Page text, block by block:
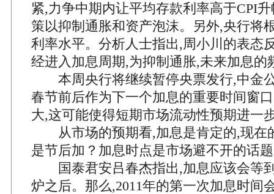
紧,力争中期内让平均存款利率高于CPI
策以抑制通胀和资产泡沫。另外,央行将
利率水平。分析人士指出,周小川的表态
经进入加息周期,为抑制通胀,未来加息的
本周央行将继续暂停央票发行,中金
春节前后作为下一个加息的重要时间窗
大,这可能使得短期市场流动性预期进一
从市场的预期看,加息是肯定的,现在
是节后加？加息时点是市场避不开的话
国泰君安吕春杰指出,加息应该会等
炉之后。那么,2011年的第一次加息时间